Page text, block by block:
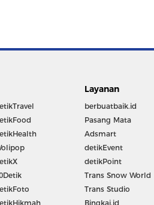
Layanan
berbuatbaik.id
Pasang Mata
Adsmart
detikEvent
detikPoint
Trans Snow World
Trans Studio
Bingkai.id